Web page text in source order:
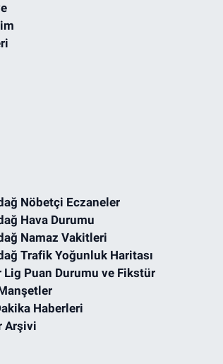
Nöbetçi Eczaneler
Hava Durumu
Namaz Vakitleri
Trafik Yoğunluk Haritası
Lig Puan Durumu ve Fikstür
Haberleri
Arşivi